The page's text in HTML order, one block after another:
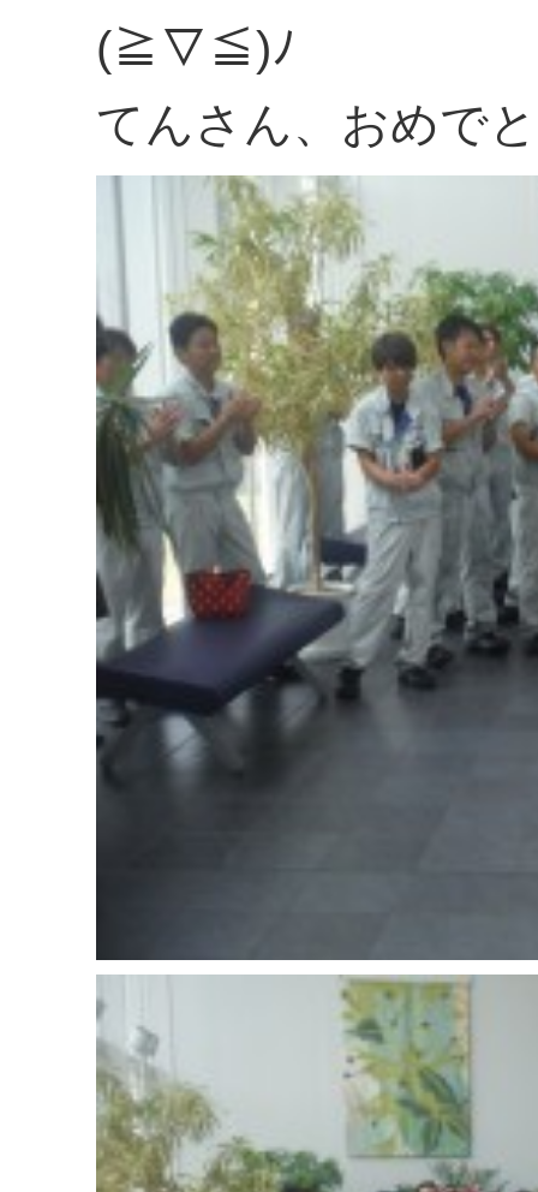
(≧▽≦)ﾉ
てんさん、おめで